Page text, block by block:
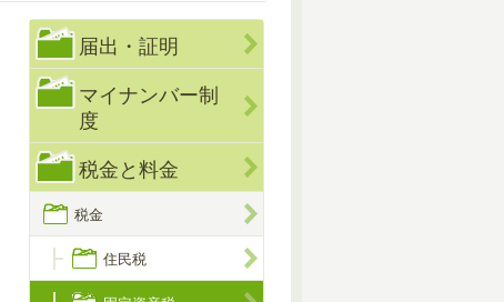
届出・証明
マイナンバー制
度
税金と料金
税金
住民税